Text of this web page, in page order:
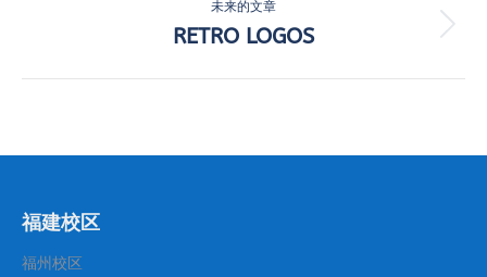
项
未来的文章
下
个
RETRO LOGOS
福建校区
福州校区